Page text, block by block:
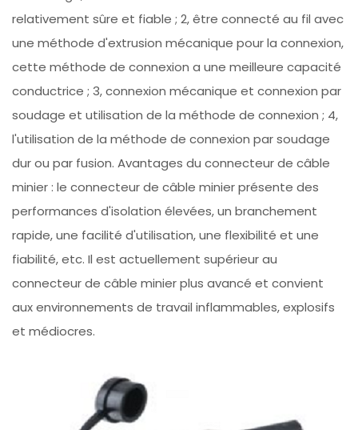
relativement sûre et fiable ; 2, être connecté au fil avec
une méthode d'extrusion mécanique pour la connexion,
cette méthode de connexion a une meilleure capacité
conductrice ; 3, connexion mécanique et connexion par
soudage et utilisation de la méthode de connexion ; 4,
l'utilisation de la méthode de connexion par soudage
dur ou par fusion. Avantages du connecteur de câble
minier : le connecteur de câble minier présente des
performances d'isolation élevées, un branchement
rapide, une facilité d'utilisation, une flexibilité et une
fiabilité, etc. Il est actuellement supérieur au
connecteur de câble minier plus avancé et convient
aux environnements de travail inflammables, explosifs
et médiocres.